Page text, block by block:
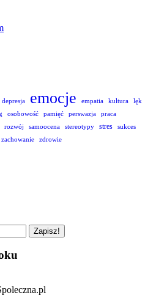
depresja emocje empatia kultura
lęk
osobowość pamięć perswazja
praca
rozwój samoocena stereotypy stres sukces
zachowanie zdrowie